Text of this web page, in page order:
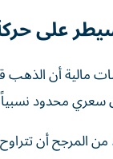
على
أن الذهب
سعري محدود
من المرجح أن